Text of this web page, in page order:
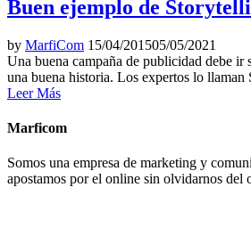
Buen ejemplo de
by MarfiCom 15/04/201505/05/2021
Una buena campaña de publicidad debe ir
una buena historia. Los expertos lo llaman
Leer Más
Marficom
Somos una empresa de marketing y
apostamos por el online sin olvidarnos del